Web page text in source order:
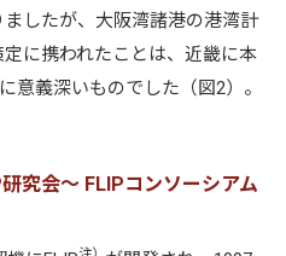
したが、大阪湾諸港の港湾計
に携われたことは、近畿に本
意義深いものでした（図2）。
究会～ FLIPコンソーシアム